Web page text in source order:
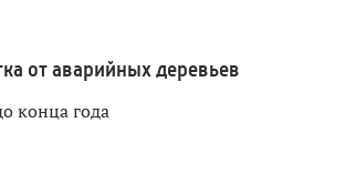
от аварийных деревьев
конца года